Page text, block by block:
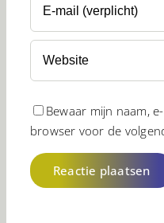
Bewaar mijn naam,
browser voor de